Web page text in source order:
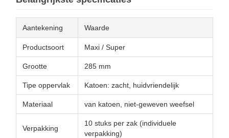
Aantekening Waarde
Productsoort Maxi / Super
Grootte 285 mm
Tipe oppervlak Katoen: zacht, huidvriendelijk
Materiaal van katoen, niet-geweven weefsel
Verpakking
10 stuks per zak (individuele
verpakking)